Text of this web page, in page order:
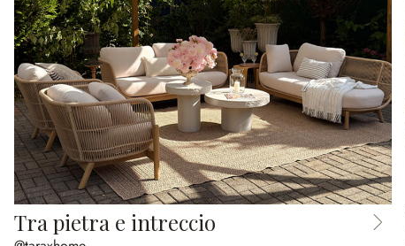
Tra pietra e intreccio